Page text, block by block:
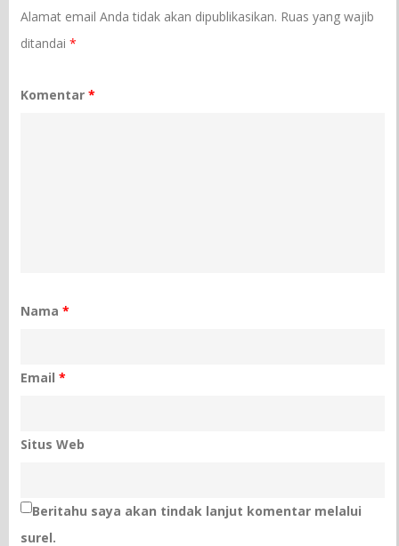
Alamat email Anda tidak akan dipublikasikan. Ruas yang wajib
ditandai*
Komentar*
Nama*
Email*
Situs Web
Beritahu saya akan tindak lanjut komentar melalui
surel.